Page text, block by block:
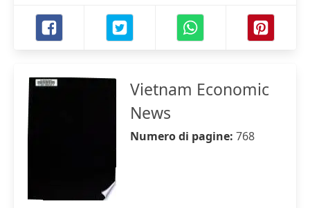
Vietnam Economic
News
Numero di pagine: 768